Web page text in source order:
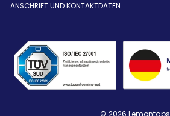
ANSCHRIFT UND KONTAKTDATEN
© 2026 Lemontaps